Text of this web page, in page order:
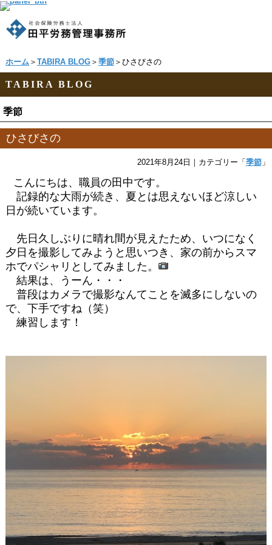
ホーム＞ TABIRA BLOG＞ 季節＞ひさびさの
TABIRA BLOG
季節
ひさびさの
2021年8月24日 ｜カテゴリー「季節」
こんにちは、職員の田中です。
記録的な大雨が続き、夏とは思えないほど涼しい
日が続いています。
先日久しぶりに晴れ間が見えたため、いつになく
夕日を撮影してみようと思いつき、家の前からスマ
ホでパシャリとしてみました。
結果は、うーん・・・
普段はカメラで撮影なんてことを滅多にしないの
で、下手ですね（笑）
練習します！